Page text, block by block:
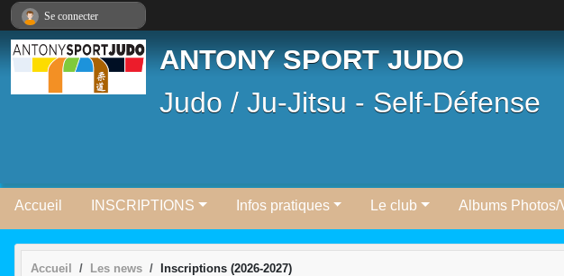
ANTONY SPORT JUDO
Judo / Ju-Jitsu - Self-Défense
Accueil INSCRIPTIONS Infos pratiques Le club Albums Photos/
Accueil Les news Inscriptions (2026-2027)
Se connecter
Panneau de gestion des cookies